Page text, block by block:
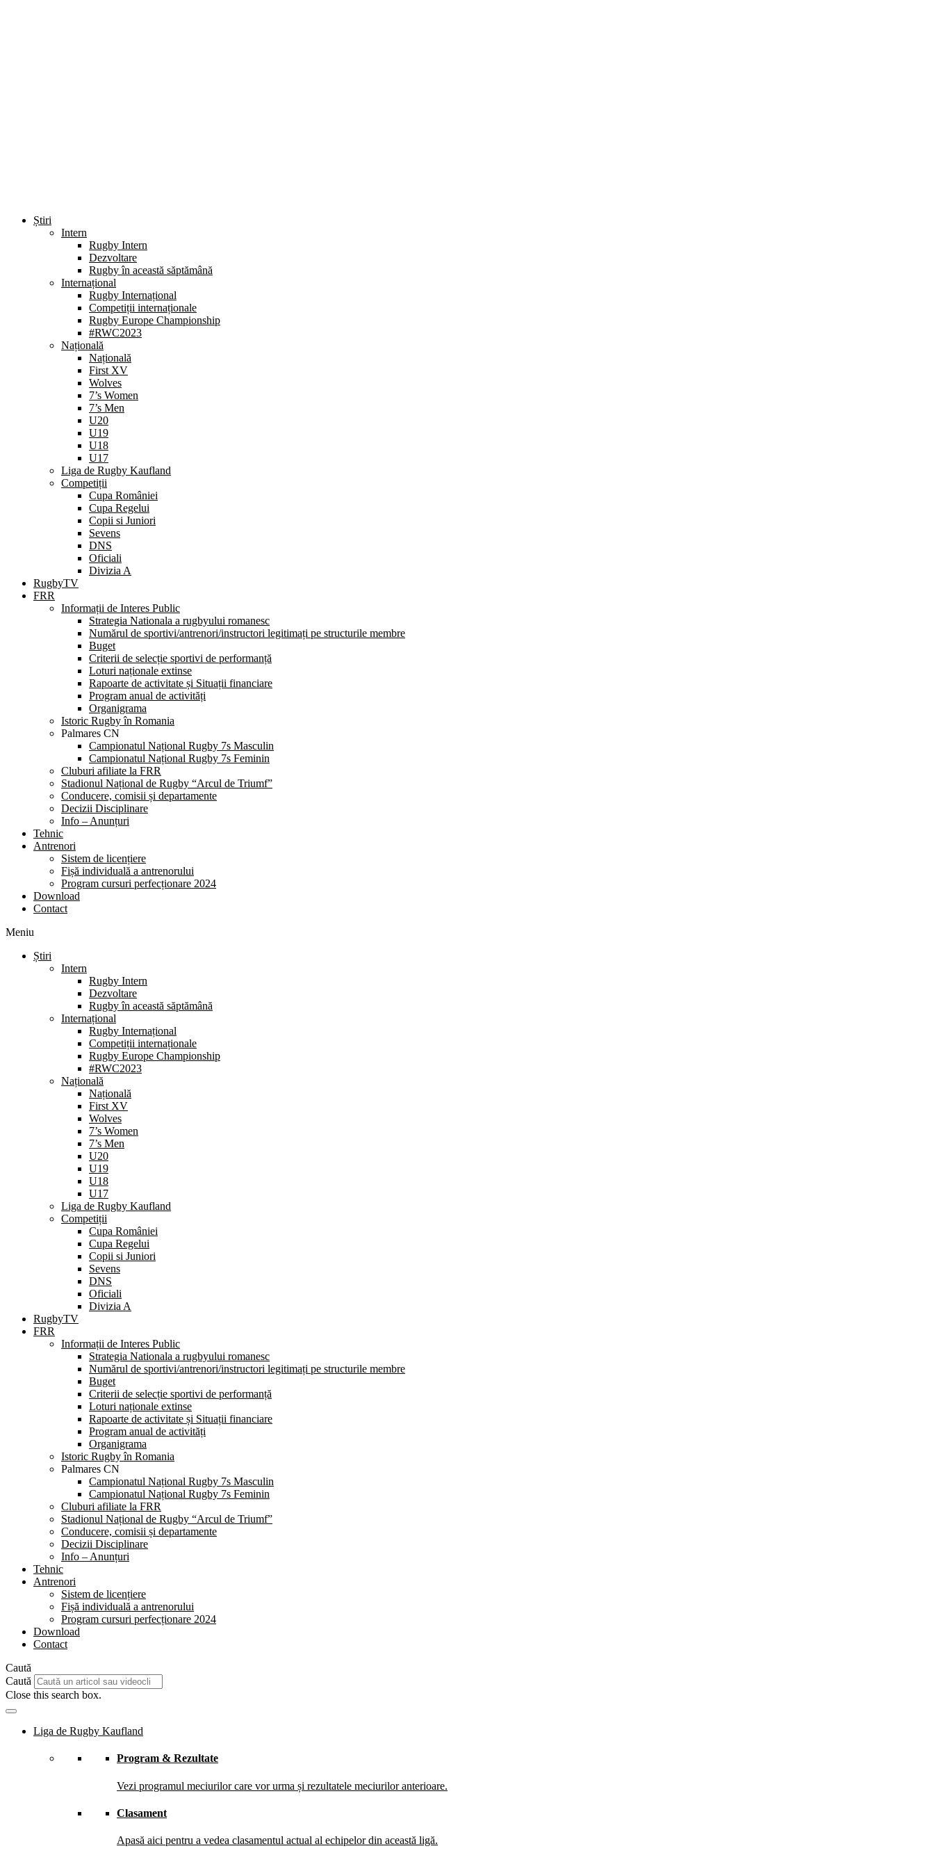
Știri
Intern
Rugby Intern
Dezvoltare
Rugby în această săptămână
Internațional
Rugby Internațional
Competiții internaționale
Rugby Europe Championship
#RWC2023
Națională
Națională
First XV
Wolves
7’s Women
7’s Men
U20
U19
U18
U17
Liga de Rugby Kaufland
Competiții
Cupa României
Cupa Regelui
Copii si Juniori
Sevens
DNS
Oficiali
Divizia A
RugbyTV
FRR
Informații de Interes Public
Strategia Nationala a rugbyului romanesc
Numărul de sportivi/antrenori/instructori legitimați pe structurile membre
Buget
Criterii de selecție sportivi de performanță
Loturi naționale extinse
Rapoarte de activitate și Situații financiare
Program anual de activități
Organigrama
Istoric Rugby în Romania
Palmares CN
Campionatul Național Rugby 7s Masculin
Campionatul Național Rugby 7s Feminin
Cluburi afiliate la FRR
Stadionul Național de Rugby “Arcul de Triumf”
Conducere, comisii și departamente
Decizii Disciplinare
Info – Anunțuri
Tehnic
Antrenori
Sistem de licențiere
Fișă individuală a antrenorului
Program cursuri perfecționare 2024
Download
Contact
Meniu
Știri
Intern
Rugby Intern
Dezvoltare
Rugby în această săptămână
Internațional
Rugby Internațional
Competiții internaționale
Rugby Europe Championship
#RWC2023
Națională
Națională
First XV
Wolves
7’s Women
7’s Men
U20
U19
U18
U17
Liga de Rugby Kaufland
Competiții
Cupa României
Cupa Regelui
Copii si Juniori
Sevens
DNS
Oficiali
Divizia A
RugbyTV
FRR
Informații de Interes Public
Strategia Nationala a rugbyului romanesc
Numărul de sportivi/antrenori/instructori legitimați pe structurile membre
Buget
Criterii de selecție sportivi de performanță
Loturi naționale extinse
Rapoarte de activitate și Situații financiare
Program anual de activități
Organigrama
Istoric Rugby în Romania
Palmares CN
Campionatul Național Rugby 7s Masculin
Campionatul Național Rugby 7s Feminin
Cluburi afiliate la FRR
Stadionul Național de Rugby “Arcul de Triumf”
Conducere, comisii și departamente
Decizii Disciplinare
Info – Anunțuri
Tehnic
Antrenori
Sistem de licențiere
Fișă individuală a antrenorului
Program cursuri perfecționare 2024
Download
Contact
Caută
Caută
Close this search box.
Liga de Rugby Kaufland
Program & Rezultate
Vezi programul meciurilor care vor urma și rezultatele meciurilor anterioare.
Clasament
Apasă aici pentru a vedea clasamentul actual al echipelor din această ligă.